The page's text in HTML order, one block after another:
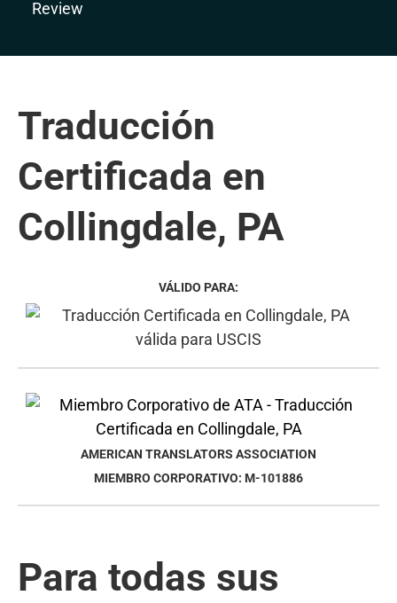
Traducción
Certificada en
Collingdale, PA
VÁLIDO PARA:
AMERICAN TRANSLATORS ASSOCIATION
MIEMBRO CORPORATIVO: M-101886
Para todas sus